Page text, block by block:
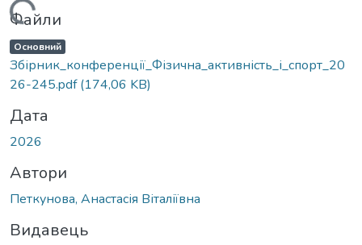
Вантажиться...
Файли
Основний
Збірник_конференції_Фізична_активність_і_спорт_20
26-245.pdf(174,06 KB)
Дата
2026
Автори
Петкунова, Анастасія Віталіївна
Видавець